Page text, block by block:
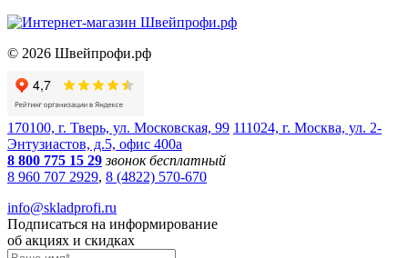
© 2026 Швейпрофи.рф
170100, г. Тверь, ул. Московская, 99 111024, г. Москва, ул. 2-
Энтузиастов, д.5, офис 400а
8 800 775 15 29 звонок бесплатный
8 960 707 2929, 8 (4822) 570-670
info@skladprofi.ru
Подписаться на информирование
об акциях и скидках